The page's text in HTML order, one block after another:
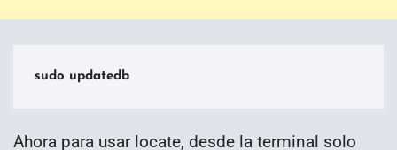
sudo updatedb
Ahora para usar locate, desde la terminal solo